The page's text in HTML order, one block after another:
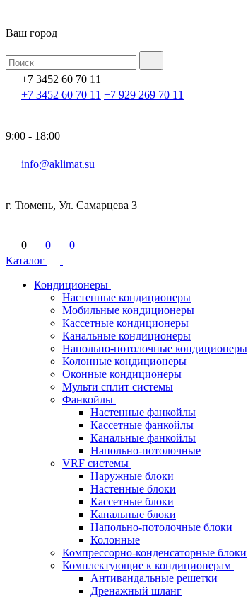
Ваш город
+7 3452 60 70 11
+7 3452 60 70 11 +7 929 269 70 11
9:00 - 18:00
info@aklimat.su
г. Тюмень, Ул. Самарцева 3
0 0
0
Каталог
Кондиционеры
Настенные кондиционеры
Мобильные кондиционеры
Кассетные кондиционеры
Канальные кондиционеры
Напольно-потолочные кондиционеры
Колонные кондиционеры
Оконные кондиционеры
Мульти сплит системы
Фанкойлы
Настенные фанкойлы
Кассетные фанкойлы
Канальные фанкойлы
Напольно-потолочные
VRF системы
Наружные блоки
Настенные блоки
Кассетные блоки
Канальные блоки
Напольно-потолочные блоки
Колонные
Компрессорно-конденсаторные блоки
Комплектующие к кондиционерам
Антивандальные решетки
Дренажный шланг